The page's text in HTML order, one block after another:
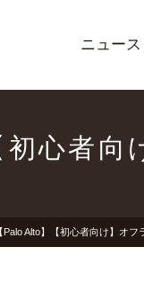
ニュース
初心者
【Palo Alto】【初心者向け】オ